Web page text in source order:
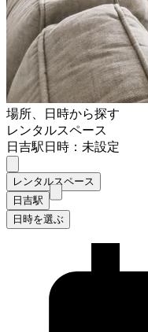
場所、日時から探す
レンタルスペース
日吉駅日時：未設定
レンタルスペース
日吉駅
日時を選ぶ